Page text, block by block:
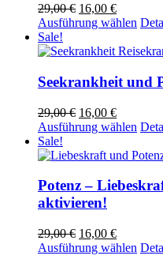
29,00€ Ursprünglicher
Preis
29,00 €
16,00 €Aktueller
Preis
16,00 €.
Ausführung wählen
auf.
auf
der
Sale!
Seekrankheit und
29,00€ Ursprünglicher
Preis
29,00 €
16,00 €Aktueller
Preis
16,00 €.
Ausführung wählen
auf
Sale!
Potenz –
aktivieren!
29,00€ Ursprünglicher
Preis
16,00 €Aktueller
Preis
Ausführung wählen